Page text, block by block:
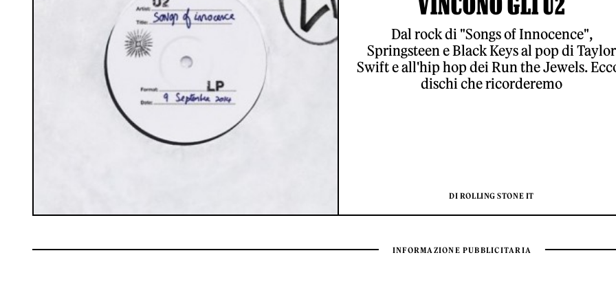
Dal rock di "Songs of Innocence",
Springsteen e Black Keys al pop di Taylor
Swift e all'hip hop dei Run the Jewels.
dischi che ricorderemo
DI ROLLING STONE IT